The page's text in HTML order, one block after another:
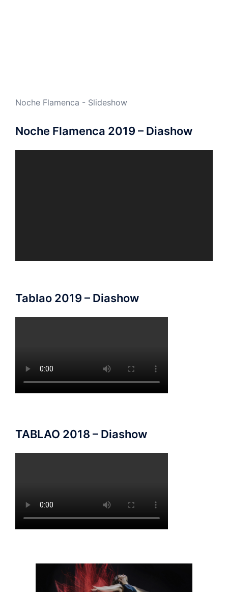
Noche Flamenca - Slideshow
Noche Flamenca 2019 – Diashow
Tablao 2019 – Diashow
TABLAO 2018 – Diashow